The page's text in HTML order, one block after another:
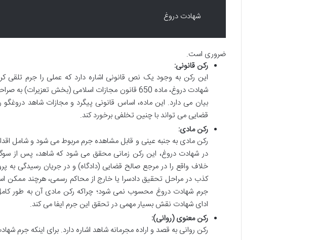
شهادت دروغ
ضروری است.
رکن قانونی:
این رکن به وجود یک نص قانونی اشاره دارد که عملی را جرم تلقی
شهادت دروغ، ماده 650 قانون مجازات اسلامی (بخش
بیان می دارد. این ماده، اساس قانونی پیگرد و مجازات شاهد
قضایی می تواند با چنین تخلفی برخورد کند.
رکن مادی:
رکن مادی به جنبه عینی و قابل مشاهده جرم مربوط می شود و شامل
در شهادت دروغ، این رکن زمانی محقق می شود که شاهد، پس از
خلاف واقع را در مرجع صالح قضایی (دادگاه) و در جریان رسیدگی به
کذب در مراحل تحقیق دادسرا یا خارج از محاکم رسمی، هرچند ممکن
جرم شهادت دروغ محسوب نمی شود؛ چراکه رکن مادی آن به طور
ادای شهادت نقش بسیار مهمی در تحقق این جرم ایفا می کند.
رکن معنوی (روانی):
رکن روانی به قصد و اراده مجرمانه شاهد اشاره دارد. برای اینکه جرم